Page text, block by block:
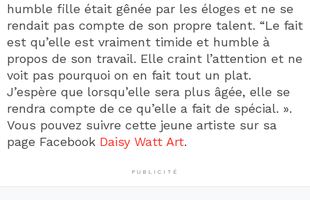
humble fille était gênée par les éloges et ne se
rendait pas compte de son propre talent. “Le fait
est qu’elle est vraiment timide et humble à
propos de son travail. Elle craint l’attention et ne
voit pas pourquoi on en fait tout un plat.
J’espère que lorsqu’elle sera plus âgée, elle se
rendra compte de ce qu’elle a fait de spécial. ».
Vous pouvez suivre cette jeune artiste sur sa
page Facebook Daisy Watt Art.
PUBLICITÉ